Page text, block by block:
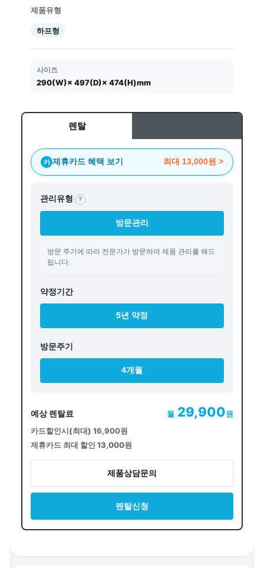
제품유형
하프형
사이즈
290(W)× 497(D)× 474(H)mm
렌탈
카 제휴카드 혜택 보기 최대 13,000원 >
관리유형 ?
방문관리
방문 주기에 따라 전문가가 방문하여 제품 관리를 해드
립니다.
약정기간
5년 약정
방문주기
4개월
예상 렌탈료 월 29,900원
카드할인시(최대) 16,900원
제휴카드 최대 할인 13,000원
제품상담문의
렌탈신청